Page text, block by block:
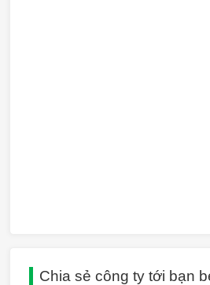
Chia sẻ công ty tới bạn